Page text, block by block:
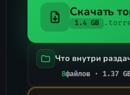
Скачать
1.4 GB
Что внутри
8файлов · 1.37